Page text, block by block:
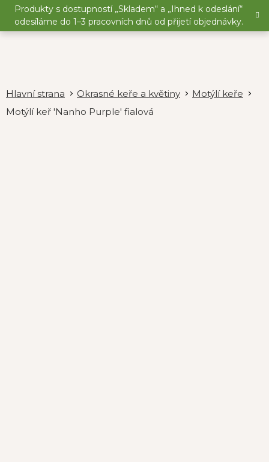
Přejít
obsah
Produkty s dostupností „Skladem“ a „Ihned k odeslání“
odesíláme do 1–3 pracovních dnů od přijetí objednávky.
Okrasné keře a květiny
Motýlí keře
Motýlí keř 'Nanho Purple' fialová